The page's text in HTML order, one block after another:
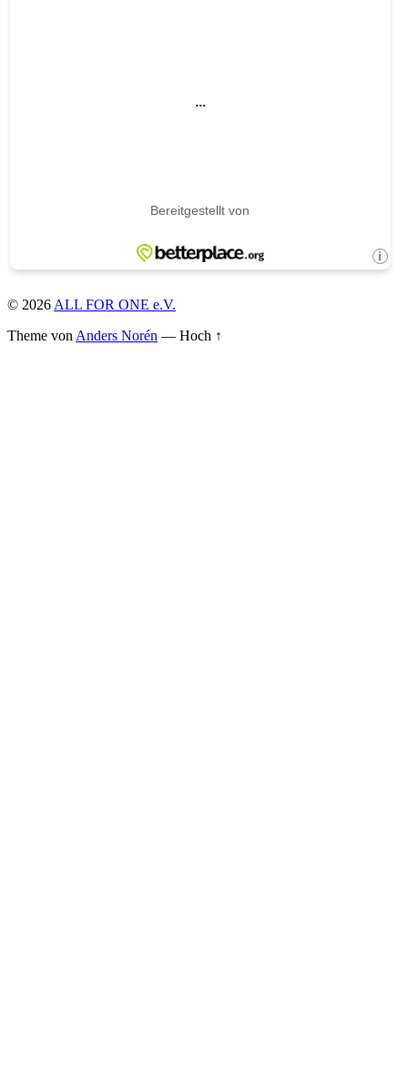
© 2026ALL FOR ONE e.V.
Theme vonAnders Norén — Hoch ↑